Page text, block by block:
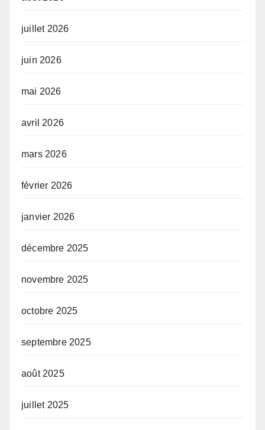
juillet 2026
juin 2026
mai 2026
avril 2026
mars 2026
février 2026
janvier 2026
décembre 2025
novembre 2025
octobre 2025
septembre 2025
août 2025
juillet 2025